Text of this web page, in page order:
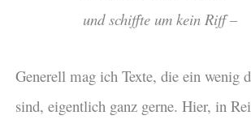
und schiffte um kein Riff –
Generell mag ich Texte, die ein wenig
sind, eigentlich ganz gerne. Hier, in